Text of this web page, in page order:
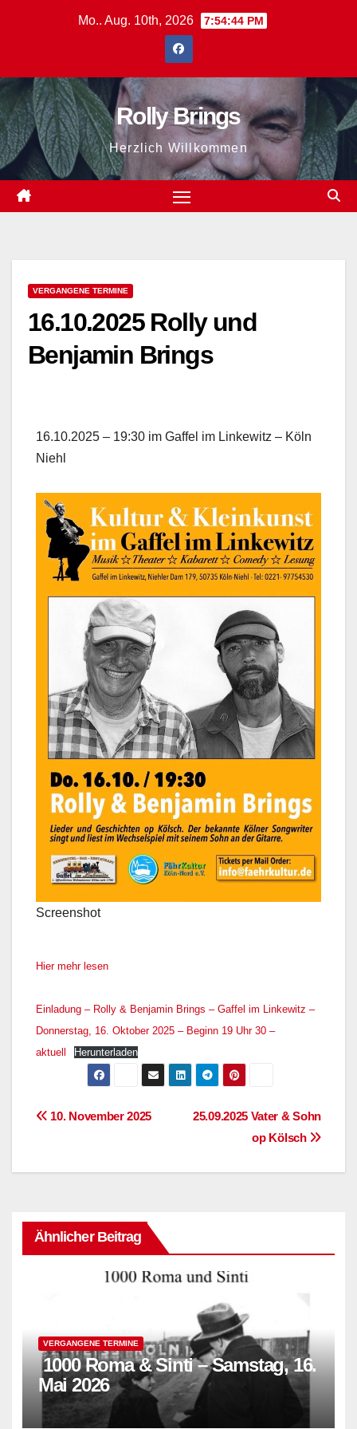
Mo.. Aug. 10th, 2026 7:54:44 PM
Rolly Brings
Herzlich Willkommen
VERGANGENE TERMINE
16.10.2025 Rolly und
Benjamin Brings
16.10.2025 – 19:30 im Gaffel im Linkewitz – Köln
Niehl
Screenshot
Hier mehr lesen
Einladung – Rolly & Benjamin Brings – Gaffel im Linkewitz –
Donnerstag, 16. Oktober 2025 – Beginn 19 Uhr 30 –
aktuell
Herunterladen
Beitragsnavigation25.09.2025 Vater & Sohn
op Kölsch
10. November 2025
Ähnlicher Beitrag
VERGANGENE TERMINE
1000 Roma & Sinti – Samstag, 16.
Mai 2026